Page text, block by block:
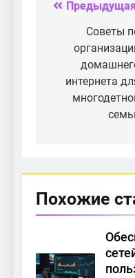
Навигация
записям
Советы
интернета
Похожие